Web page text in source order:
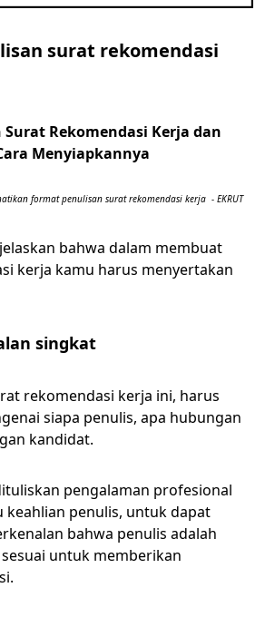
surat rekomendasi
format penulisan surat rekomendasi kerja - EKRUT
bahwa dalam membuat
kerja kamu harus menyertakan
singkat
rekomendasi kerja ini, harus
siapa penulis, apa hubungan
kandidat.
pengalaman profesional
keahlian penulis, untuk dapat
bahwa penulis adalah
untuk memberikan